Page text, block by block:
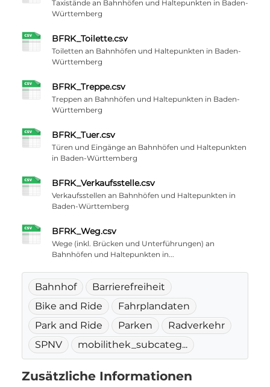
Taxistände an Bahnhöfen und Haltepunkten in Baden-
Württemberg
BFRK_Toilette.csv
Toiletten an Bahnhöfen und Haltepunkten in Baden-
Württemberg
BFRK_Treppe.csv
Treppen an Bahnhöfen und Haltepunkten in Baden-
Württemberg
BFRK_Tuer.csv
Türen und Eingänge an Bahnhöfen und Haltepunkten
in Baden-Württemberg
BFRK_Verkaufsstelle.csv
Verkaufsstellen an Bahnhöfen und Haltepunkten in
Baden-Württemberg
BFRK_Weg.csv
Wege (inkl. Brücken und Unterführungen) an
Bahnhöfen und Haltepunkten in...
Bahnhof
Barrierefreiheit
Bike and Ride
Fahrplandaten
Park and Ride
Parken
Radverkehr
SPNV
mobilithek_subcateg...
Zusätzliche Informationen